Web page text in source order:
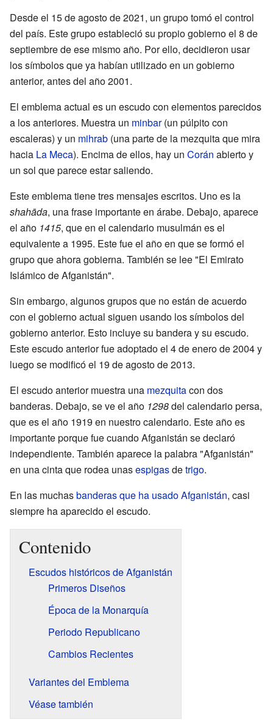
Desde el 15 de agosto de 2021, un grupo tomó el control
del país. Este grupo estableció su propio gobierno el 8 de
septiembre de ese mismo año. Por ello, decidieron usar
los símbolos que ya habían utilizado en un gobierno
anterior, antes del año 2001.
El emblema actual es un escudo con elementos parecidos
a los anteriores. Muestra un minbar(un púlpito con
escaleras) y un mihrab (una parte de la mezquita que mira
hacia La Meca). Encima de ellos, hay un Corán abierto y
un sol que parece estar saliendo.
Este emblema tiene tres mensajes escritos. Uno es la
shahāda, una frase importante en árabe. Debajo, aparece
el año 1415, que en el calendario musulmán es el
equivalente a 1995. Este fue el año en que se formó el
grupo que ahora gobierna. También se lee "El Emirato
Islámico de Afganistán".
Sin embargo, algunos grupos que no están de acuerdo
con el gobierno actual siguen usando los símbolos del
gobierno anterior. Esto incluye su bandera y su escudo.
Este escudo anterior fue adoptado el 4 de enero de 2004 y
luego se modificó el 19 de agosto de 2013.
El escudo anterior muestra una mezquitacon dos
banderas. Debajo, se ve el año 1298del calendario persa,
que es el año 1919 en nuestro calendario. Este año es
importante porque fue cuando Afganistán se declaró
independiente. También aparece la palabra "Afganistán"
en una cinta que rodea unasespigasdetrigo.
En las muchasbanderas que ha usado Afganistán, casi
siempre ha aparecido el escudo.
Contenido
Escudos históricos de Afganistán
Primeros Diseños
Época de la Monarquía
Periodo Republicano
Cambios Recientes
Variantes del Emblema
Véase también